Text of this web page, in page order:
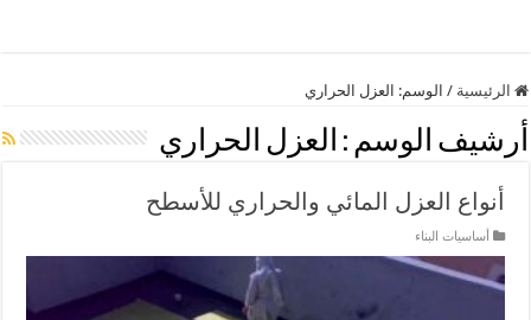
الرئيسية / الوسم: العزل الحراري
أرشيف الوسم : العزل الحراري
أنواع العزل المائي والحراري للأسطح
أساسيات البناء